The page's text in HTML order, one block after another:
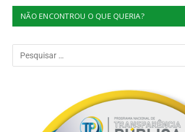
NÃO ENCONTROU O QUE QUERIA?